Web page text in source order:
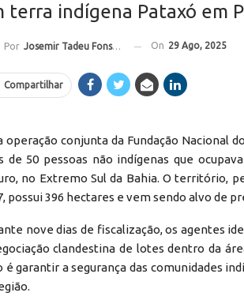
terra indígena Pataxó em
Por Josemir Tadeu Fonseca On 29 Ago, 2025
Compartilhar
operação conjunta da Fundação Nacional
de 50 pessoas não indígenas que
no Extremo Sul da Bahia. O território,
possui 396 hectares e vem sendo alvo de
nove dias de fiscalização, os agentes
clandestina de lotes dentro da
é garantir a segurança das comunidades